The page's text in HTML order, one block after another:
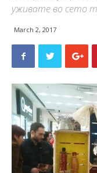
уживате во сето
March 2, 2017